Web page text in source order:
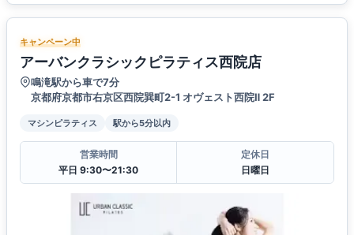
キャンペーン中
アーバンクラシックピラティス西院店
鳴滝駅から車で7分
京都府京都市右京区西院巽町2-1 オヴェスト西院Ⅱ 2F
マシンピラティス 駅から5分以内
営業時間
平日 9:30〜21:30
定休日
日曜日